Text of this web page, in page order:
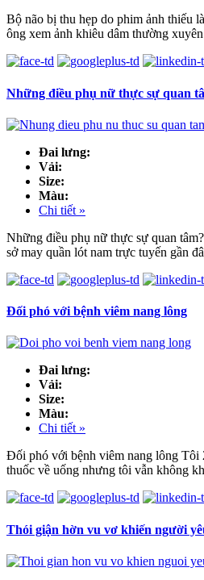
Bộ não bị thu hẹp do phim ảnh thiếu
ông xem ảnh khiêu dâm thường
Những điều phụ nữ thực sự quan
Đai lưng:
Vải:
Size:
Màu:
Chi tiết »
Những điều phụ nữ thực sự quan
sở may quần lót nam trực tuyến gần
Đối phó với bệnh viêm nang lông
Đai lưng:
Vải:
Size:
Màu:
Chi tiết »
Đối phó với bệnh viêm nang lông Tôi
thuốc về uống nhưng tôi vẫn không
Thói giận hờn vu vơ khiến người